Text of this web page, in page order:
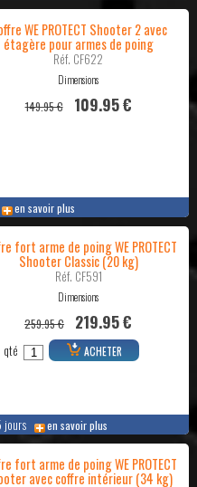
en savoir plus
WE PROTECT Shooter 2 avec
étagère pour armes de poing
Réf. CF622
Dimensions
149.95 € 109.95 €
5 jours en savoir plus
fort arme de poing WE PROTECT
Shooter Classic (20 kg)
Réf. CF591
Dimensions
259.95 € 219.95 €
qté ACHETER
fort arme de poing WE PROTECT
avec coffre intérieur (34 kg)